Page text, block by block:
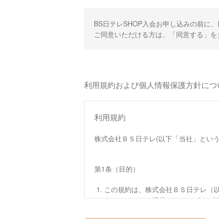
BS日テレSHOP入会お申し込みの前に
ご同意いただける方は、「同意する」
利用規約および個人情報保護方針に
利用規約
株式会社ＢＳ日テレ(以下「当社」とい
第1条（目的）
この規約は、株式会社ＢＳ日テレ（
す。）において提供するサービス（